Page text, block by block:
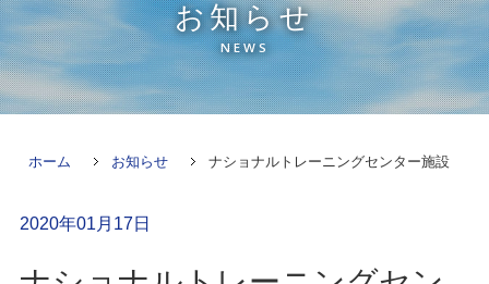
お知らせ
NEWS
ホーム お知らせ ナショナルトレーニングセンター施設
2020年01月17日